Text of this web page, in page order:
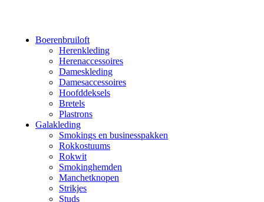
Boerenbruiloft
Herenkleding
Herenaccessoires
Dameskleding
Damesaccessoires
Hoofddeksels
Bretels
Plastrons
Galakleding
Smokings en businesspakken
Rokkostuums
Rokwit
Smokinghemden
Manchetknopen
Strikjes
Studs